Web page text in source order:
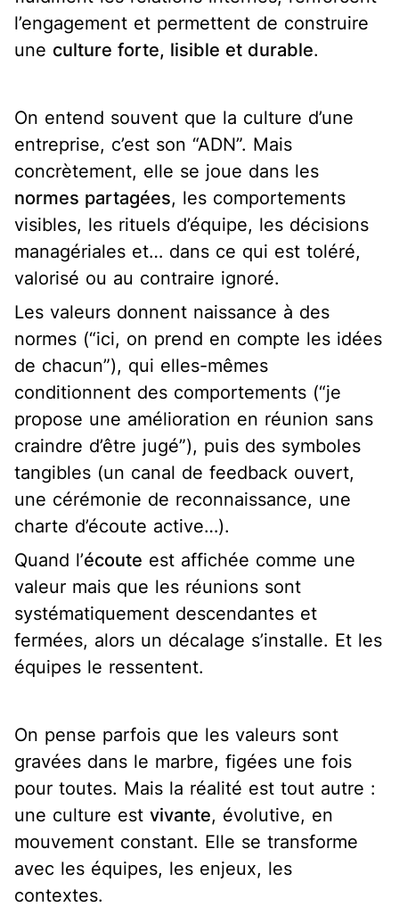
l’engagement et permettent de construire
une culture forte, lisible et durable.
On entend souvent que la culture d’une
entreprise, c’est son “ADN”. Mais
concrètement, elle se joue dans les
normes partagées, les comportements
visibles, les rituels d’équipe, les décisions
managériales et… dans ce qui est toléré,
valorisé ou au contraire ignoré.
Les valeurs donnent naissance à des
normes (“ici, on prend en compte les idées
de chacun”), qui elles-mêmes
conditionnent des comportements (“je
propose une amélioration en réunion sans
craindre d’être jugé”), puis des symboles
tangibles (un canal de feedback ouvert,
une cérémonie de reconnaissance, une
charte d’écoute active…).
Quand l’écoute est affichée comme une
valeur mais que les réunions sont
systématiquement descendantes et
fermées, alors un décalage s’installe. Et les
équipes le ressentent.
On pense parfois que les valeurs sont
gravées dans le marbre, figées une fois
pour toutes. Mais la réalité est tout autre :
une culture est vivante, évolutive, en
mouvement constant. Elle se transforme
avec les équipes, les enjeux, les
contextes.